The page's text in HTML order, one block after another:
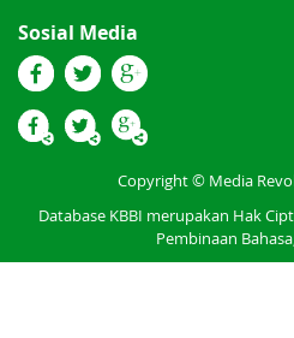
Sosial Media
Copyright © Media
Database KBBI merupakan Hak
Pembinaan